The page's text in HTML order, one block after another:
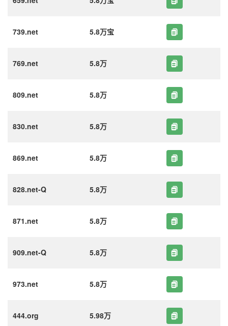
739.net 5.8万宝
769.net 5.8万
809.net 5.8万
830.net 5.8万
869.net 5.8万
828.net-Q 5.8万
871.net 5.8万
909.net-Q 5.8万
973.net 5.8万
444.org 5.98万